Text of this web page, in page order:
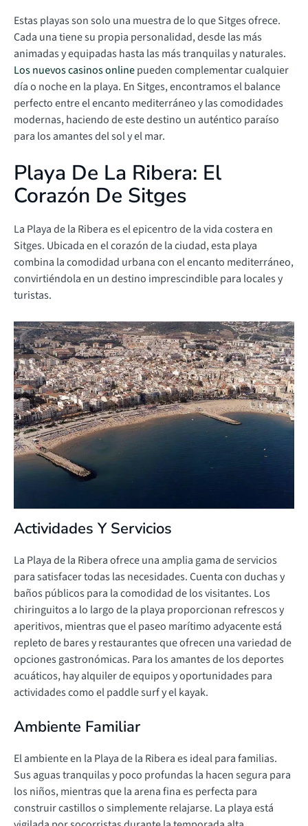
Estas playas son solo una muestra de lo que Sitges ofrece.
Cada una tiene su propia personalidad, desde las más
animadas y equipadas hasta las más tranquilas y naturales.
Los nuevos casinos onlinepueden complementar cualquier
día o noche en la playa. En Sitges, encontramos el balance
perfecto entre el encanto mediterráneo y las comodidades
modernas, haciendo de este destino un auténtico paraíso
para los amantes del sol y el mar.
Playa De La Ribera: El
Corazón De Sitges
La Playa de la Ribera es el epicentro de la vida costera en
Sitges. Ubicada en el corazón de la ciudad, esta playa
combina la comodidad urbana con el encanto mediterráneo,
convirtiéndola en un destino imprescindible para locales y
turistas.
Actividades Y Servicios
La Playa de la Ribera ofrece una amplia gama de servicios
para satisfacer todas las necesidades. Cuenta con duchas y
baños públicos para la comodidad de los visitantes. Los
chiringuitos a lo largo de la playa proporcionan refrescos y
aperitivos, mientras que el paseo marítimo adyacente está
repleto de bares y restaurantes que ofrecen una variedad de
opciones gastronómicas. Para los amantes de los deportes
acuáticos, hay alquiler de equipos y oportunidades para
actividades como el paddle surf y el kayak.
Ambiente Familiar
El ambiente en la Playa de la Ribera es ideal para familias.
Sus aguas tranquilas y poco profundas la hacen segura para
los niños, mientras que la arena fina es perfecta para
construir castillos o simplemente relajarse. La playa está